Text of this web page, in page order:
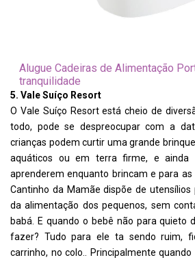
Alugue Cadeiras de Alimentação
tranquilidade
5. Vale Suíço Resort
O Vale Suíço Resort está cheio de
todo, pode se despreocupar com a
crianças podem curtir uma grande
aquáticos ou em terra firme, e ainda
aprenderem enquanto brincam e para
Cantinho da Mamãe dispõe de
da alimentação dos pequenos, sem
babá. E quando o bebê não para quieto
fazer? Tudo para ele ta sendo ruim,
carrinho, no colo.. Principalmente